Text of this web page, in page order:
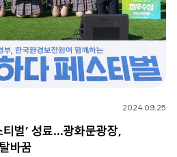
2024.09.25
티벌’ 성료…광화문광장,
바꿈